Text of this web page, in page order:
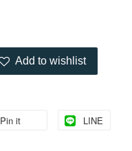
Add to wishlist
Pin it LINE